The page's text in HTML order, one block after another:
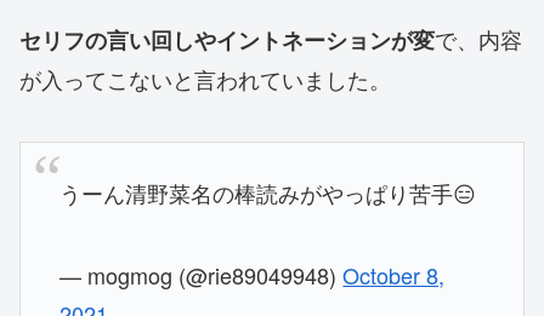
セリフの言い回しやイントネーションが変で、内容
が入ってこないと言われていました。
うーん清野菜名の棒読みがやっぱり苦手😑
— mogmog (@rie89049948)October 8,